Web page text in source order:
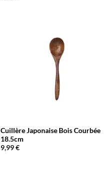
Cuillère Japonaise Bois Courbée
18.5cm
9,99€